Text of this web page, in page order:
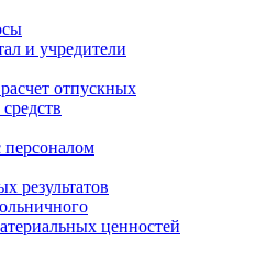
и учредители
отпускных
персоналом
результатов
ценностей